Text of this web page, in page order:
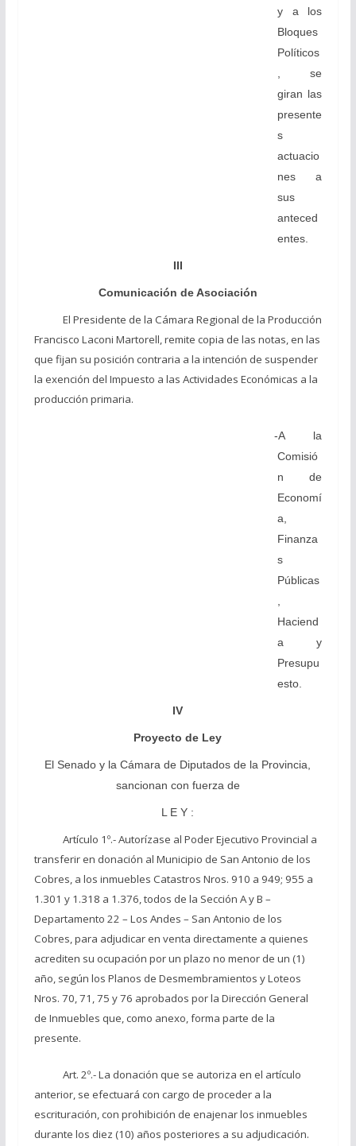
y a los
Bloques
Políticos
, se
giran las
presente
s
actuacio
nes a
sus
anteced
entes.
III
Comunicación de Asociación
El Presidente de la Cámara Regional de la Producción
Francisco Laconi Martorell, remite copia de las notas, en las
que fijan su posición contraria a la intención de suspender
la exención del Impuesto a las Actividades Económicas a la
producción primaria.
-A la
Comisió
n de
Economí
a,
Finanza
s
Públicas
,
Haciend
a y
Presupu
esto.
IV
Proyecto de Ley
El Senado y la Cámara de Diputados de la Provincia,
sancionan con fuerza de
L E Y :
Artículo 1º.- Autorízase al Poder Ejecutivo Provincial a
transferir en donación al Municipio de San Antonio de los
Cobres, a los inmuebles Catastros Nros. 910 a 949; 955 a
1.301 y 1.318 a 1.376, todos de la Sección A y B –
Departamento 22 – Los Andes – San Antonio de los
Cobres, para adjudicar en venta directamente a quienes
acrediten su ocupación por un plazo no menor de un (1)
año, según los Planos de Desmembramientos y Loteos
Nros. 70, 71, 75 y 76 aprobados por la Dirección General
de Inmuebles que, como anexo, forma parte de la
presente.
Art. 2º.- La donación que se autoriza en el artículo
anterior, se efectuará con cargo de proceder a la
escrituración, con prohibición de enajenar los inmuebles
durante los diez (10) años posteriores a su adjudicación.